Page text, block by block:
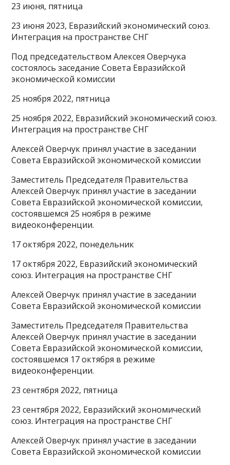
23 июня, пятница
23 июня 2023, Евразийский экономический союз.
Интеграция на пространстве СНГ
Под председательством Алексея Оверчука
состоялось заседание Совета Евразийской
экономической комиссии
25 ноября 2022, пятница
25 ноября 2022, Евразийский экономический союз.
Интеграция на пространстве СНГ
Алексей Оверчук принял участие в заседании
Совета Евразийской экономической комиссии
Заместитель Председателя Правительства
Алексей Оверчук принял участие в заседании
Совета Евразийской экономической комиссии,
состоявшемся 25 ноября в режиме
видеоконференции.
17 октября 2022, понедельник
17 октября 2022, Евразийский экономический
союз. Интеграция на пространстве СНГ
Алексей Оверчук принял участие в заседании
Совета Евразийской экономической комиссии
Заместитель Председателя Правительства
Алексей Оверчук принял участие в заседании
Совета Евразийской экономической комиссии,
состоявшемся 17 октября в режиме
видеоконференции.
23 сентября 2022, пятница
23 сентября 2022, Евразийский экономический
союз. Интеграция на пространстве СНГ
Алексей Оверчук принял участие в заседании
Совета Евразийской экономической комиссии